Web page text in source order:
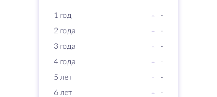
1 год -
-
2 года
-
-
3 года
-
-
4 года
-
-
5 лет
-
-
6 лет
-
-